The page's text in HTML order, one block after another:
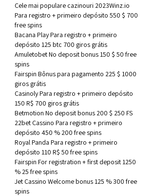
Cele mai populare cazinouri 2023Winz.io
Para registro + primeiro depósito 550 $ 700
free spins
Bacana Play Para registro + primeiro
depósito 125 btc 700 giros grátis
Amuletobet No deposit bonus 150 $ 50 free
spins
Fairspin Bônus para pagamento 225 $ 1000
giros grátis
Casinoly Para registro + primeiro depósito
150 R$ 700 giros grátis
Betmotion No deposit bonus 200 $ 250 FS
22bet Cassino Para registro + primeiro
depósito 450 % 200 free spins
Royal Panda Para registro + primeiro
depósito 110 R$ 50 free spins
Fairspin For registration + first deposit 1250
% 25 free spins
Jet Cassino Welcome bonus 125 % 300 free
spins